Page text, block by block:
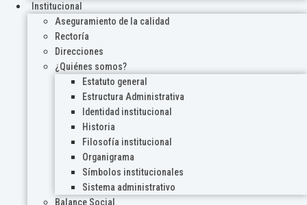
Institucional
Aseguramiento de la calidad
Rectoría
Direcciones
¿Quiénes somos?
Estatuto general
Estructura Administrativa
Identidad institucional
Historia
Filosofía institucional
Organigrama
Símbolos institucionales
Sistema administrativo
Balance Social